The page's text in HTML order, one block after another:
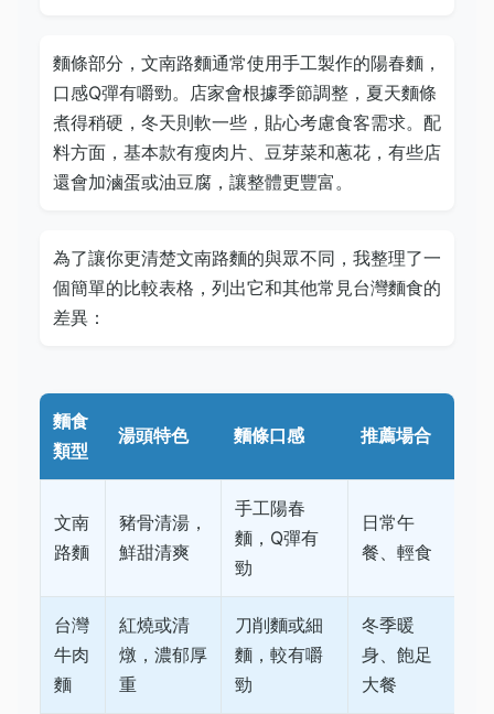
麵條部分，文南路麵通常使用手工製作的陽春麵，
口感Q彈有嚼勁。店家會根據季節調整，夏天麵條
煮得稍硬，冬天則軟一些，貼心考慮食客需求。配
料方面，基本款有瘦肉片、豆芽菜和蔥花，有些店
還會加滷蛋或油豆腐，讓整體更豐富。
為了讓你更清楚文南路麵的與眾不同，我整理了一
個簡單的比較表格，列出它和其他常見台灣麵食的
差異：
麵食
類型
湯頭特色 麵條口感 推薦場合
文南
路麵
豬骨清湯，
鮮甜清爽
手工陽春
麵，Q彈有
勁
日常午
餐、輕食
台灣
牛肉
麵
紅燒或清
燉，濃郁厚
重
刀削麵或細
麵，較有嚼
勁
冬季暖
身、飽足
大餐